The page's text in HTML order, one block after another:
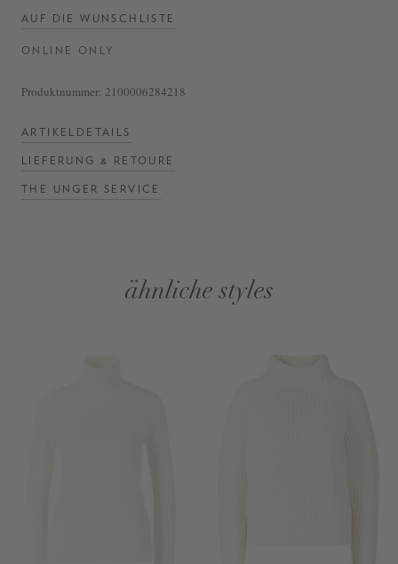
AUF DIE WUNSCHLISTE
ONLINE ONLY
Produktnummer: 2100006284218
ARTIKELDETAILS
LIEFERUNG & RETOURE
THE UNGER SERVICE
ähnliche styles